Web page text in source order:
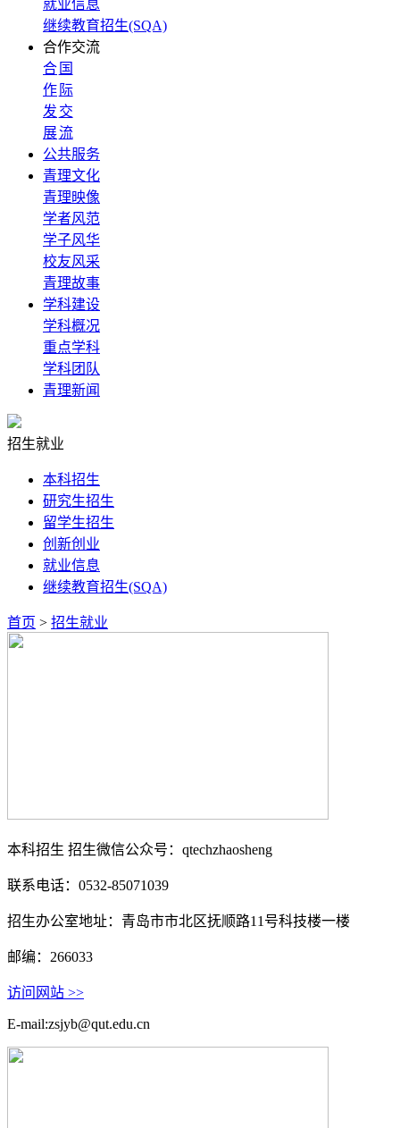
就业信息
继续教育招生(SQA)
合作交流
合
作
发
展
国
际
交
流
公共服务
青理文化
青理映像
学者风范
学子风华
校友风采
青理故事
学科建设
学科概况
重点学科
学科团队
青理新闻
招生就业
本科招生
研究生招生
留学生招生
创新创业
就业信息
继续教育招生(SQA)
首页 > 招生就业
本科招生 招生微信公众号：qtechzhaosheng
联系电话：0532-85071039
招生办公室地址：青岛市市北区抚顺路11号科技楼一楼
邮编：266033
访问网站 >>
E-mail:zsjyb@qut.edu.cn